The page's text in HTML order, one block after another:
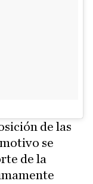
de las
se
de la